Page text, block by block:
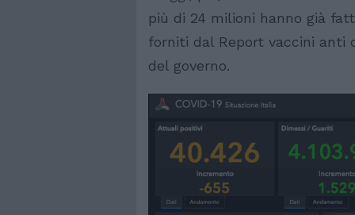
più di 24 milioni hanno già
forniti dal Report vaccini anti
del governo.